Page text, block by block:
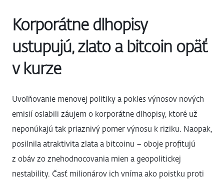
Korporátne dlhopisy
ustupujú, zlato a bitcoin opäť
v kurze
Uvoľňovanie menovej politiky a pokles výnosov nových
emisií oslabili záujem o korporátne dlhopisy, ktoré už
neponúkajú tak priaznivý pomer výnosu k riziku. Naopak,
posilnila atraktivita zlata a bitcoinu – oboje profitujú
z obáv zo znehodnocovania mien a geopolitickej
nestability. Časť milionárov ich vníma ako poistku proti